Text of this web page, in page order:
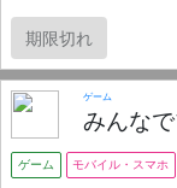
期限切れ
ゲーム
みんな
ゲーム モバイル・スマホ